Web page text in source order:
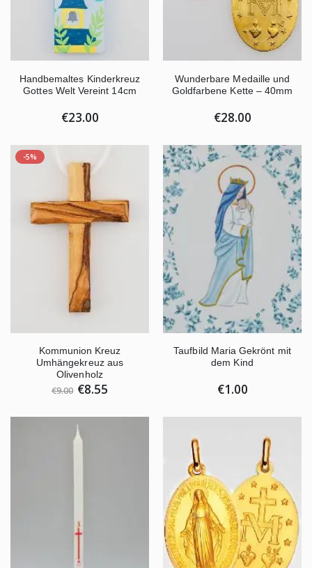
Handbemaltes Kinderkreuz
Gottes Welt Vereint 14cm
€23.00
Wunderbare Medaille und
Goldfarbene Kette – 40mm
€28.00
-5%
Kommunion Kreuz
Umhängekreuz aus
Olivenholz
€9.00 €8.55
Taufbild Maria Gekrönt mit
dem Kind
€1.00